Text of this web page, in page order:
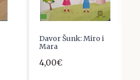
Davor Šunk: Miro i
Mara
4,00€